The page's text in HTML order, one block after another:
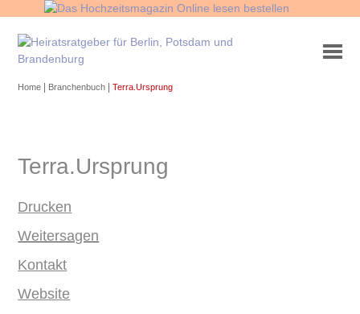
Home Branchenbuch |Terra.Ursprung
Terra.Ursprung
Drucken
Weitersagen
Kontakt
Website